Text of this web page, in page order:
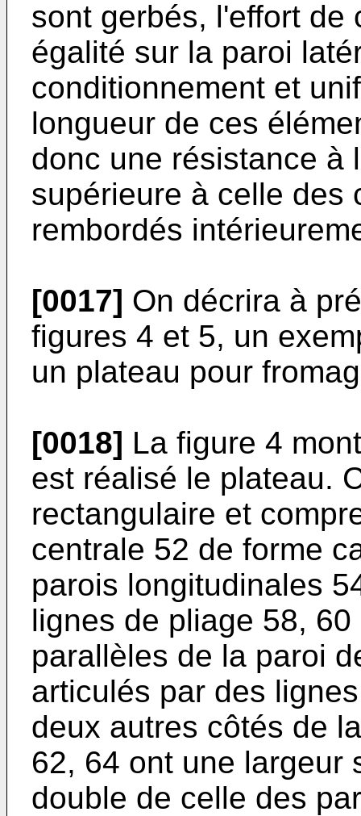
sont gerbés, l'effort de
égalité sur la paroi
conditionnement et
longueur de ces
donc une résistance à
supérieure à celle des
rembordés
[0017] On décrira à
figures 4 et 5, un
un plateau pour
[0018] La figure 4
est réalisé le plateau.
rectangulaire et
centrale 52 de forme
parois longitudinales
lignes de pliage 58,
parallèles de la paroi
articulés par des
deux autres côtés de
62, 64 ont une largeur
double de celle des